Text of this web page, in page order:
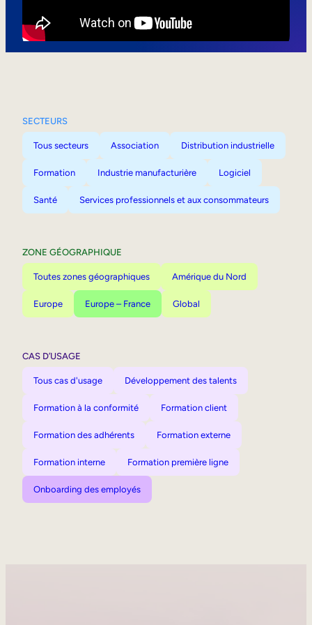
SECTEURS
Tous secteurs Association Distribution industrielle
Formation Industrie manufacturière Logiciel
Santé Services professionnels et aux consommateurs
ZONE GÉOGRAPHIQUE
Toutes zones géographiques Amérique du Nord
Europe Europe – France Global
CAS D’USAGE
Tous cas d'usage Développement des talents
Formation à la conformité Formation client
Formation des adhérents Formation externe
Formation interne Formation première ligne
Onboarding des employés